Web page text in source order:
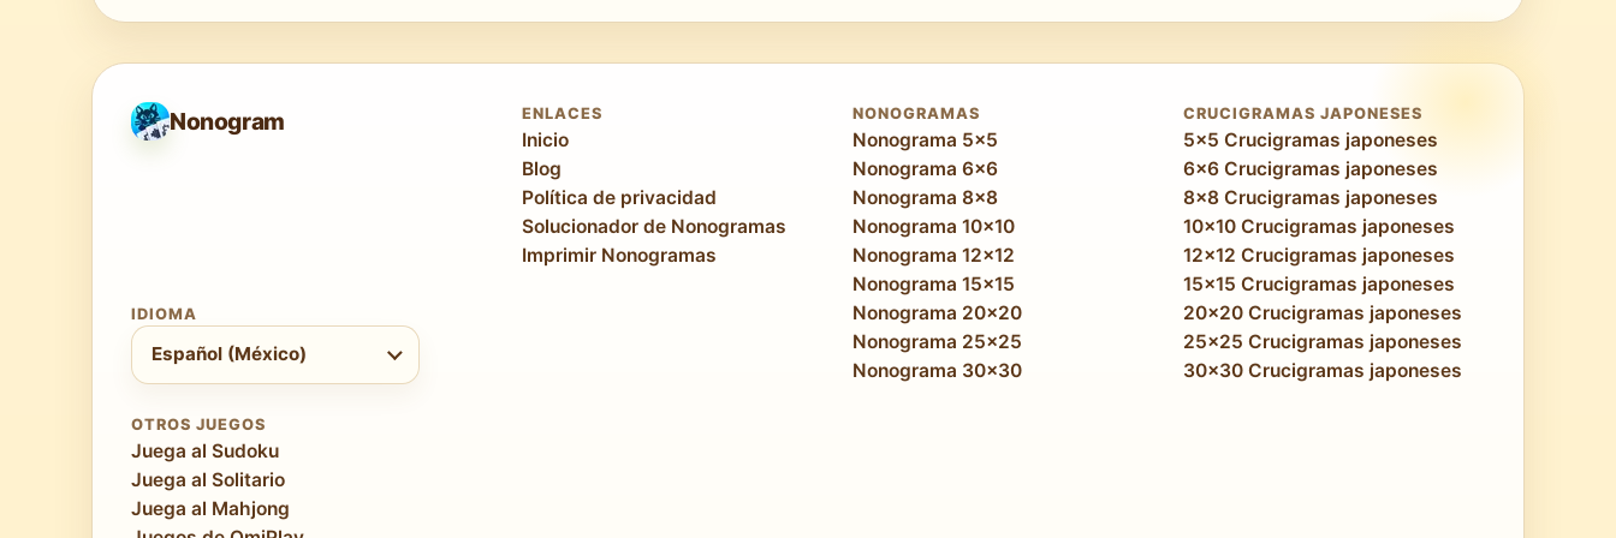
vuelven posibles a esta resolución, haciendo que cada rompecabezas 25×25 completado sea una pieza visual realmente impresionante.
Nonogram
IDIOMA
Elegir idioma
Español (México)
ENLACES
Inicio
Blog
Política de privacidad
Solucionador de Nonogramas
Imprimir Nonogramas
NONOGRAMAS
Nonograma 5x5
Nonograma 6x6
Nonograma 8x8
Nonograma 10x10
Nonograma 12x12
Nonograma 15x15
Nonograma 20x20
Nonograma 25x25
Nonograma 30x30
CRUCIGRAMAS JAPONESES
5x5 Crucigramas japoneses
6x6 Crucigramas japoneses
8x8 Crucigramas japoneses
10x10 Crucigramas japoneses
12x12 Crucigramas japoneses
15x15 Crucigramas japoneses
20x20 Crucigramas japoneses
25x25 Crucigramas japoneses
30x30 Crucigramas japoneses
OTROS JUEGOS
Juega al Sudoku
Juega al Solitario
Juega al Mahjong